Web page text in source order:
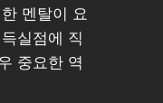
멘탈이 요
실점에 직
중요한 역